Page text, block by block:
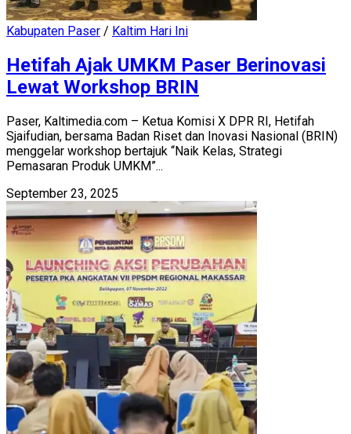
Kabupaten Paser / Kaltim Hari Ini
Hetifah Ajak UMKM Paser Berinovasi
Lewat Workshop BRIN
Paser, Kaltimedia.com – Ketua Komisi X DPR RI, Hetifah
Sjaifudian, bersama Badan Riset dan Inovasi Nasional (BRIN)
menggelar workshop bertajuk “Naik Kelas, Strategi
Pemasaran Produk UMKM”...
September 23, 2025